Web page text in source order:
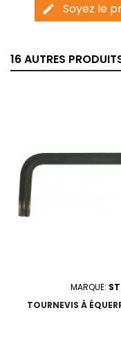
edit Soyez le
16 AUTRES
MARQUE:
TOURNEVIS À